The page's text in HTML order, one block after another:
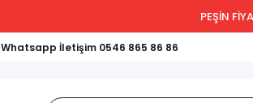
PEŞİN
Whatsapp İletişim 0546 865 86 86